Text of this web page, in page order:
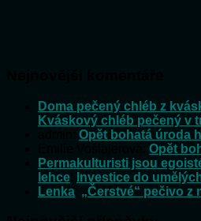
Doma pečený chléb z
Kváskový chléb pečený v
Opět bohatá úroda
Opět
Permakulturisti jsou
lehce
Investice do
Lenka „Čerstvé“ pečivo z